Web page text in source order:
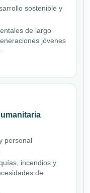
sostenible y
de largo
jóvenes
personal
incendios y
de